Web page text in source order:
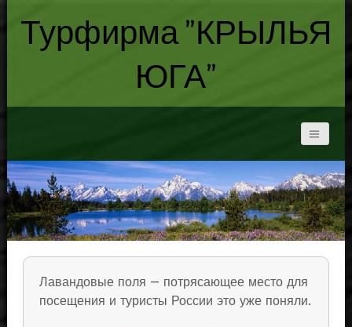
Турфирма "КРЫЛЬЯ
ЮГА"
Лавандовые поля — потрясающее место для
посещения и туристы России это уже поняли.